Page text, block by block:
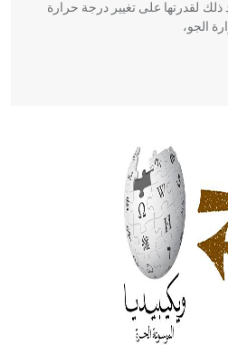
ذلك لقدرتها على تغيير درجة حرارة
الجو،
ورسالته في جروح الرأس. ويعود
الدين والفلسفة.
حيواني يتكون في البحر ويتركب
وهو أحمر أو شديد الحمرة وهو
الحجم ويسمى الش